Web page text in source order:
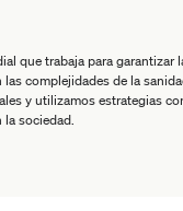
que trabaja para garantizar
las complejidades de la
y utilizamos estrategias
sociedad.